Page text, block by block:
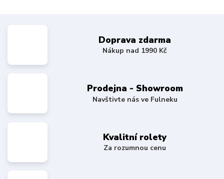
Doprava zdarma
Nákup nad 1990 Kč
Prodejna - Showroom
Navštivte nás ve Fulneku
Kvalitní rolety
Za rozumnou cenu